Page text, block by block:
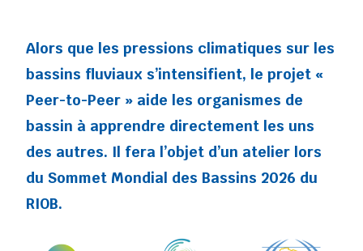
Alors que les pressions climatiques sur les
bassins fluviaux s’intensifient, le projet «
Peer-to-Peer » aide les organismes de
bassin à apprendre directement les uns
des autres. Il fera l’objet d’un atelier lors
du Sommet Mondial des Bassins 2026 du
RIOB.